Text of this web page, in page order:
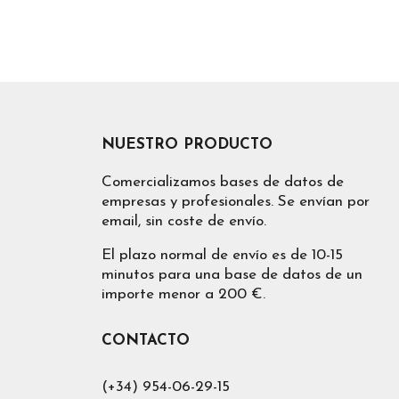
NUESTRO PRODUCTO
Comercializamos bases de datos de
empresas y profesionales. Se envían por
email, sin coste de envío.
El plazo normal de envío es de 10-15
minutos para una base de datos de un
importe menor a 200 €.
CONTACTO
(+34) 954-06-29-15